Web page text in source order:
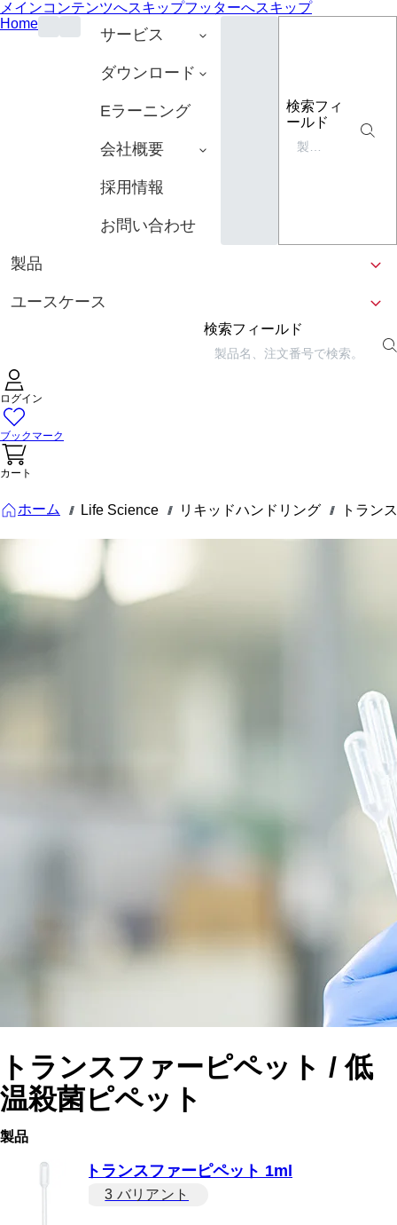
メインコンテンツへスキップフッターへスキップ
Home
サービス
ダウンロード
Eラーニング
会社概要
採用情報
お問い合わせ
検索フィ
ールド
製品
ユースケース
検索フィールド
ログイン
ブックマーク
カート
ホーム /// Life Science /// リキッドハンドリング /// トラン
トランスファーピペット / 低
温殺菌ピペット
製品
トランスファーピペット 1ml
3 バリアント